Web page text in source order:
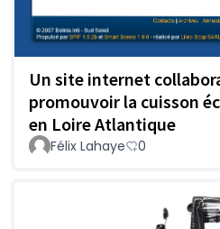
Un site internet
promouvoir la cuisson
en Loire Atlantique
Félix Lahaye 0